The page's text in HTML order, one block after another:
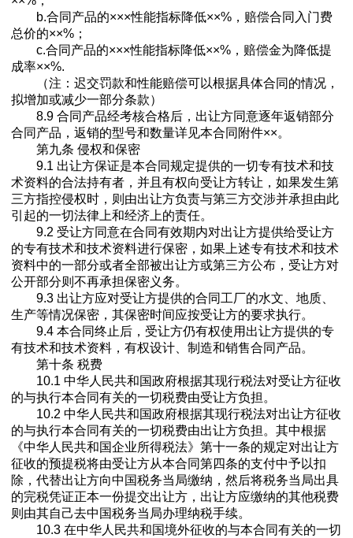
b.合同产品的×××性能指标降低××%，赔偿合同入门费
总价的××%；
c.合同产品的×××性能指标降低××%，赔偿金为降低提
成率××%.
（注：迟交罚款和性能赔偿可以根据具体合同的情况，
拟增加或减少一部分条款）
8.9 合同产品经考核合格后，出让方同意逐年返销部分
合同产品，返销的型号和数量详见本合同附件××。
第九条 侵权和保密
9.1 出让方保证是本合同规定提供的一切专有技术和技
术资料的合法持有者，并且有权向受让方转让，如果发生第
三方指控侵权时，则由出让方负责与第三方交涉并承担由此
引起的一切法律上和经济上的责任。
9.2 受让方同意在合同有效期内对出让方提供给受让方
的专有技术和技术资料进行保密，如果上述专有技术和技术
资料中的一部分或者全部被出让方或第三方公布，受让方对
公开部分则不再承担保密义务。
9.3 出让方应对受让方提供的合同工厂的水文、地质、
生产等情况保密，其保密时间应按受让方的要求执行。
9.4 本合同终止后，受让方仍有权使用出让方提供的专
有技术和技术资料，有权设计、制造和销售合同产品。
第十条 税费
10.1 中华人民共和国政府根据其现行税法对受让方征收
的与执行本合同有关的一切税费由受让方负担。
10.2 中华人民共和国政府根据其现行税法对出让方征收
的与执行本合同有关的一切税费由出让方负担。其中根据
《中华人民共和国企业所得税法》第十一条的规定对出让方
征收的预提税将由受让方从本合同第四条的支付中予以扣
除，代替出让方向中国税务当局缴纳，然后将税务当局出具
的完税凭证正本一份提交出让方，出让方应缴纳的其他税费
则由其自己去中国税务当局办理纳税手续。
10.3 在中华人民共和国境外征收的与本合同有关的一切